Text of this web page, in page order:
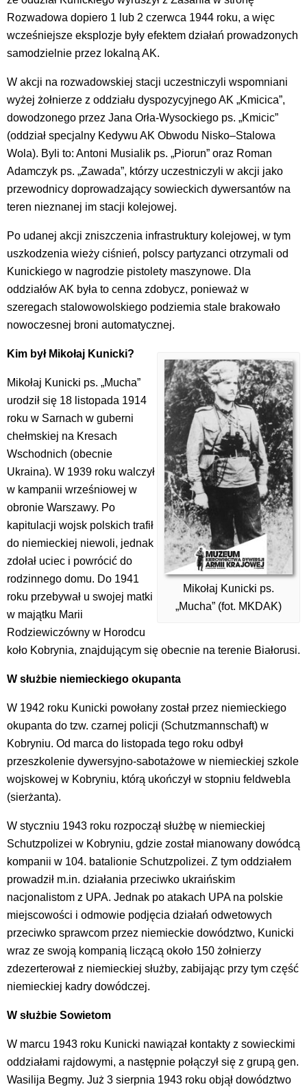
Rozwadowa dopiero 1 lub 2 czerwca 1944 roku, a więc
wcześniejsze eksplozje były efektem działań prowadzonych
samodzielnie przez lokalną AK.
W akcji na rozwadowskiej stacji uczestniczyli wspomniani
wyżej żołnierze z oddziału dyspozycyjnego AK „Kmicica”,
dowodzonego przez Jana Orła-Wysockiego ps. „Kmicic”
(oddział specjalny Kedywu AK Obwodu Nisko–Stalowa
Wola). Byli to: Antoni Musialik ps. „Piorun” oraz Roman
Adamczyk ps. „Zawada”, którzy uczestniczyli w akcji jako
przewodnicy doprowadzający sowieckich dywersantów na
teren nieznanej im stacji kolejowej.
Po udanej akcji zniszczenia infrastruktury kolejowej, w tym
uszkodzenia wieży ciśnień, polscy partyzanci otrzymali od
Kunickiego w nagrodzie pistolety maszynowe. Dla
oddziałów AK była to cenna zdobycz, ponieważ w
szeregach stalowowolskiego podziemia stale brakowało
nowoczesnej broni automatycznej.
Mikołaj Kunicki ps.
„Mucha” (fot. MKDAK)
Kim był Mikołaj Kunicki?
Mikołaj Kunicki ps. „Mucha”
urodził się 18 listopada 1914
roku w Sarnach w guberni
chełmskiej na Kresach
Wschodnich (obecnie
Ukraina). W 1939 roku walczył
w kampanii wrześniowej w
obronie Warszawy. Po
kapitulacji wojsk polskich trafił
do niemieckiej niewoli, jednak
zdołał uciec i powrócić do
rodzinnego domu. Do 1941
roku przebywał u swojej matki
w majątku Marii
Rodziewiczówny w Horodcu
koło Kobrynia, znajdującym się obecnie na terenie Białorusi.
W służbie niemieckiego okupanta
W 1942 roku Kunicki powołany został przez niemieckiego
okupanta do tzw. czarnej policji (Schutzmannschaft) w
Kobryniu. Od marca do listopada tego roku odbył
przeszkolenie dywersyjno-sabotażowe w niemieckiej szkole
wojskowej w Kobryniu, którą ukończył w stopniu feldwebla
(sierżanta).
W styczniu 1943 roku rozpoczął służbę w niemieckiej
Schutzpolizei w Kobryniu, gdzie został mianowany dowódcą
kompanii w 104. batalionie Schutzpolizei. Z tym oddziałem
prowadził m.in. działania przeciwko ukraińskim
nacjonalistom z UPA. Jednak po atakach UPA na polskie
miejscowości i odmowie podjęcia działań odwetowych
przeciwko sprawcom przez niemieckie dowództwo, Kunicki
wraz ze swoją kompanią liczącą około 150 żołnierzy
zdezerterował z niemieckiej służby, zabijając przy tym część
niemieckiej kadry dowódczej.
W służbie Sowietom
W marcu 1943 roku Kunicki nawiązał kontakty z sowieckimi
oddziałami rajdowymi, a następnie połączył się z grupą gen.
Wasilija Begmy. Już 3 sierpnia 1943 roku objął dowództwo